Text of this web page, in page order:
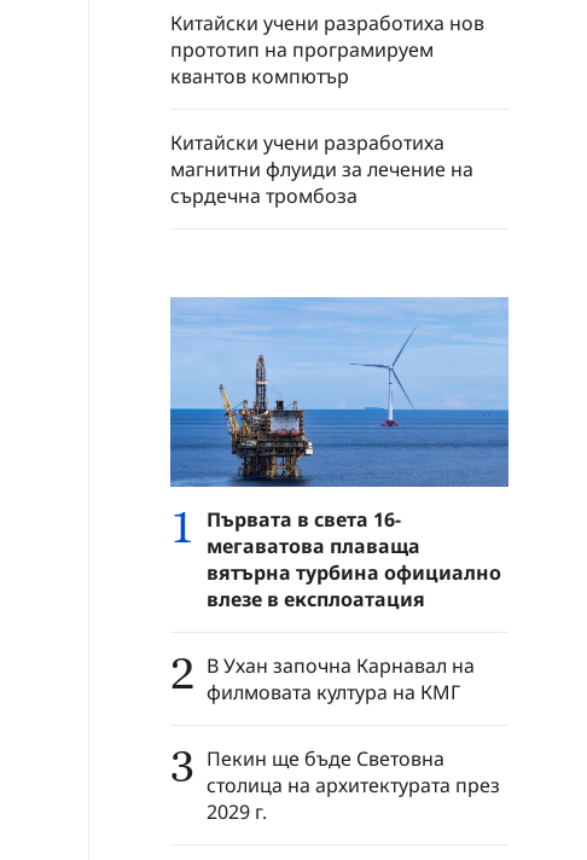
Китайски учени разработиха нов
прототип на програмируем
квантов компютър
Китайски учени разработиха
магнитни флуиди за лечение на
сърдечна тромбоза
1
Първата в света 16-
мегаватова плаваща
вятърна турбина официално
влезе в експлоатация
2 В Ухан започна Карнавал на
филмовата култура на КМГ
3 Пекин ще бъде Световна
столица на архитектурата през
2029 г.